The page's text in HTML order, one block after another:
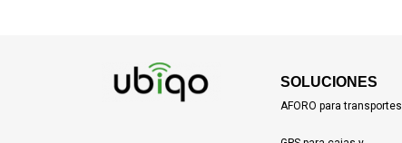
SOLUCIONES
AFORO para transportes